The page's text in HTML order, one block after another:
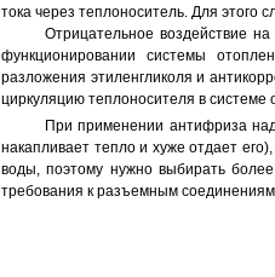
тока через теплоноситель. Для этого
Отрицательное воздействие
функционировании системы
разложения этиленгликоля и
циркуляцию теплоносителя в системе
При применении антифриза
накапливает тепло и хуже отдает
воды, поэтому нужно выбирать
требования к разъемным